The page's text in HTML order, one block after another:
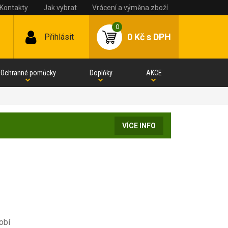
Kontakty Jak vybrat Vrácení a výměna zboží
Přihlásit
0
0 Kčs DPH
Ochranné pomůcky Doplňky AKCE
VÍCE INFO